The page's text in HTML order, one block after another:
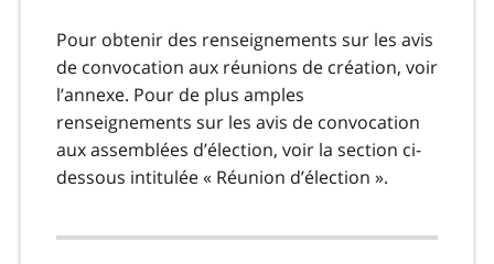
Pour obtenir des renseignements sur les avis
de convocation aux réunions de création, voir
l’annexe. Pour de plus amples
renseignements sur les avis de convocation
aux assemblées d’élection, voir la section ci-
dessous intitulée « Réunion d’élection ».